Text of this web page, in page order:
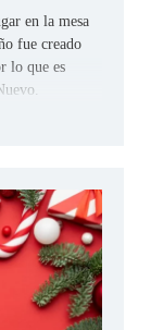
en la mesa
fue creado
lo que es